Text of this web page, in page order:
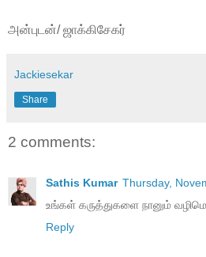
அன்புடன்/ ஜாக்கிசேகர்
Jackiesekar
Share
2 comments:
Sathis Kumar Thursday,
உங்கள் கருத்துகளை நானும்
Reply